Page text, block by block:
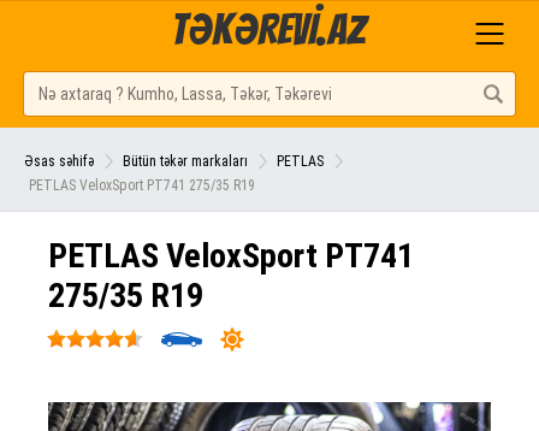
TƏKƏREVİ.AZ
Əsas səhifə Bütün təkər markaları
PETLAS
PETLAS VeloxSport PT741 275/35 R19
PETLAS VeloxSport PT741
275/35 R19